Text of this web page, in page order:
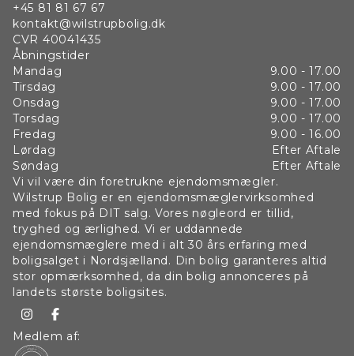
+45 81 81 67 67
kontakt@wilstrupbolig.dk
CVR 40041435
Åbningstider
Mandag
9.00 - 17.00
Tirsdag
9.00 - 17.00
Onsdag
9.00 - 17.00
Torsdag
9.00 - 17.00
Fredag
9.00 - 16.00
Lørdag
Efter Aftale
Søndag
Efter Aftale
Vi vil være din foretrukne ejendomsmægler.
Wilstrup Bolig er en ejendomsmæglervirksomhed
med fokus på DIT salg. Vores nøgleord er tillid,
tryghed og ærlighed. Vi er uddannede
ejendomsmæglere med i alt 30 års erfaring med
boligsalget i Nordsjælland. Din bolig garanteres altid
stor opmærksomhed, da din bolig annonceres på
landets største boligsites.
Medlem af: